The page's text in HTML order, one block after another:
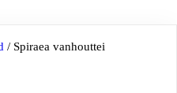
/ Spiraea vanhouttei